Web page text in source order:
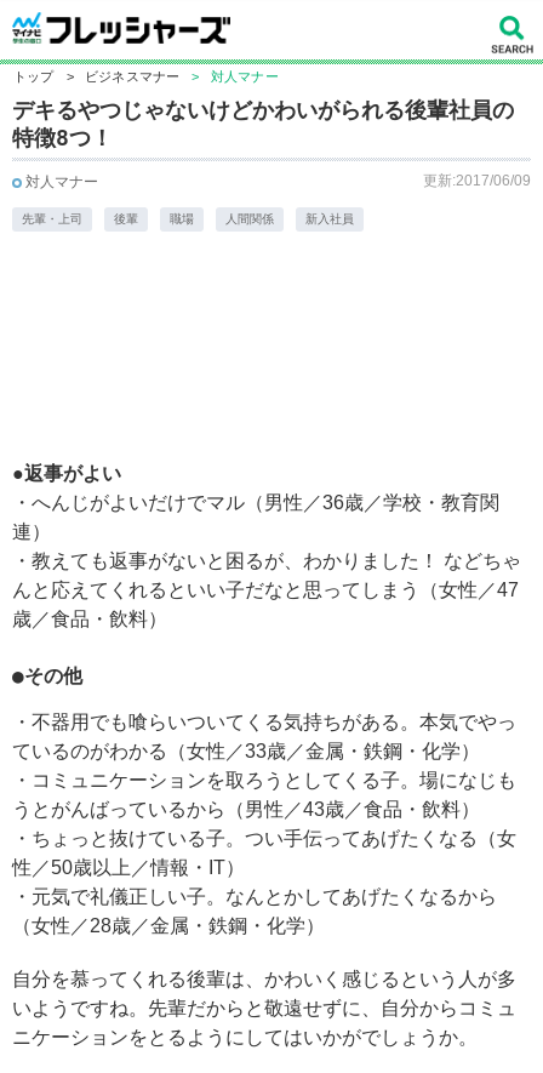
トップ > ビジネスマナー > 対人マナー
デキるやつじゃないけどかわいがられる後輩社員の
特徴8つ！
対人マナー 更新:2017/06/09
先輩・上司 後輩 職場 人間関係 新入社員
●返事がよい
・へんじがよいだけでマル（男性／36歳／学校・教育関
連）
・教えても返事がないと困るが、わかりました！ などちゃ
んと応えてくれるといい子だなと思ってしまう（女性／47
歳／食品・飲料）
●その他
・不器用でも喰らいついてくる気持ちがある。本気でやっ
ているのがわかる（女性／33歳／金属・鉄鋼・化学）
・コミュニケーションを取ろうとしてくる子。場になじも
うとがんばっているから（男性／43歳／食品・飲料）
・ちょっと抜けている子。つい手伝ってあげたくなる（女
性／50歳以上／情報・IT）
・元気で礼儀正しい子。なんとかしてあげたくなるから
（女性／28歳／金属・鉄鋼・化学）
自分を慕ってくれる後輩は、かわいく感じるという人が多
いようですね。先輩だからと敬遠せずに、自分からコミュ
ニケーションをとるようにしてはいかがでしょうか。